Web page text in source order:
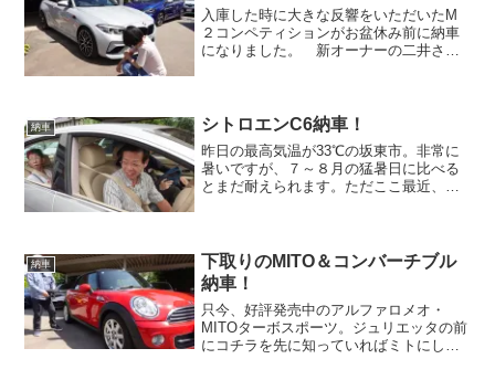
入庫した時に大きな反響をいただいたM
２コンペティションがお盆休み前に納車
になりました。 新オーナーの二井さん
え。 それもそのはず、メ...
納車 シトロエンC6納車！
昨日の最高気温が33℃の坂東市。非常に
暑いですが、７～８月の猛暑日に比べる
とまだ耐えられます。ただここ最近、暑
あると全力で吠え、散歩中...
納車
下取りのMITO＆コンバーチブル
納車！
只今、好評発売中のアルファロメオ・
MITOターボスポーツ。ジュリエッタの前
にコチラを先に知っていればミトにして